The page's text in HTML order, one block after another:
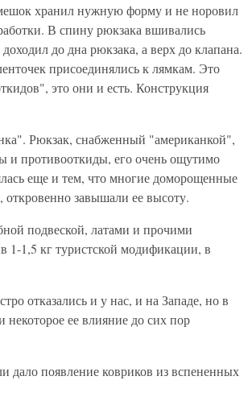
мешок хранил нужную форму и не норовил
В спину рюкзака вшивались
до дна рюкзака, а верх до клапана.
присоединялись к лямкам. Это
это они и есть. Конструкция
Рюкзак, снабженный "американкой",
и противооткиды, его очень ощутимо
еще и тем, что многие доморощенные
завышали ее высоту.
подвеской, латами и прочими
1-1,5 кг туристской модификации, в
отказались и у нас, и на Западе, но в
некоторое ее влияние до сих пор
появление ковриков из вспененных